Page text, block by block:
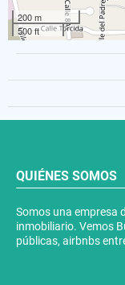
200 m
500 ft
QUIÉNES SOMOS
Somos una empresa
inmobiliario. Vemos
públicas, airbnbs